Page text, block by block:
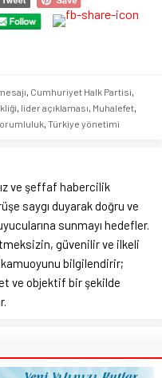
, Cumhuriyet Halk Partisi,
, lider açıklaması, Muhalefet,
, Türkiye yönetimi
ve şeffaf habercilik
saygı duyarak doğru ve
sunmayı hedefler.
güvenilir ve ilkeli
kamuoyunu bilgilendirir;
ve objektif bir şekilde